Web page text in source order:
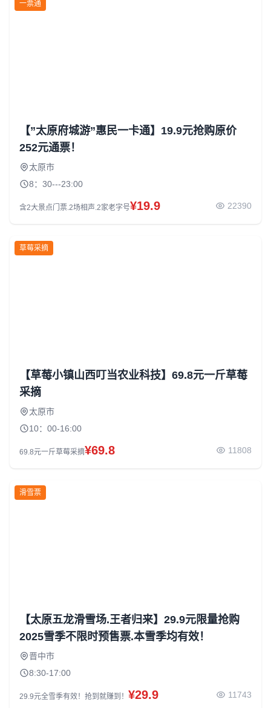
一票通
【”太原府城游”惠民一卡通】19.9元抢购原价
252元通票！
太原市
8：30---23:00
含2大景点门票.2场相声.2家老字号¥19.9 22390
草莓采摘
【草莓小镇山西叮当农业科技】69.8元一斤草莓
采摘
太原市
10：00-16:00
69.8元一斤草莓采摘¥69.8 11808
滑雪票
【太原五龙滑雪场.王者归来】29.9元限量抢购
2025雪季不限时预售票.本雪季均有效！
晋中市
8:30-17:00
29.9元全雪季有效！抢到就赚到！ ¥29.9 11743